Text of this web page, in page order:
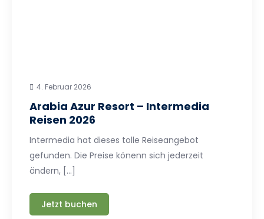
4. Februar 2026
Arabia Azur Resort – Intermedia
Reisen 2026
Intermedia hat dieses tolle Reiseangebot
gefunden. Die Preise könenn sich jederzeit
ändern, […]
Jetzt buchen